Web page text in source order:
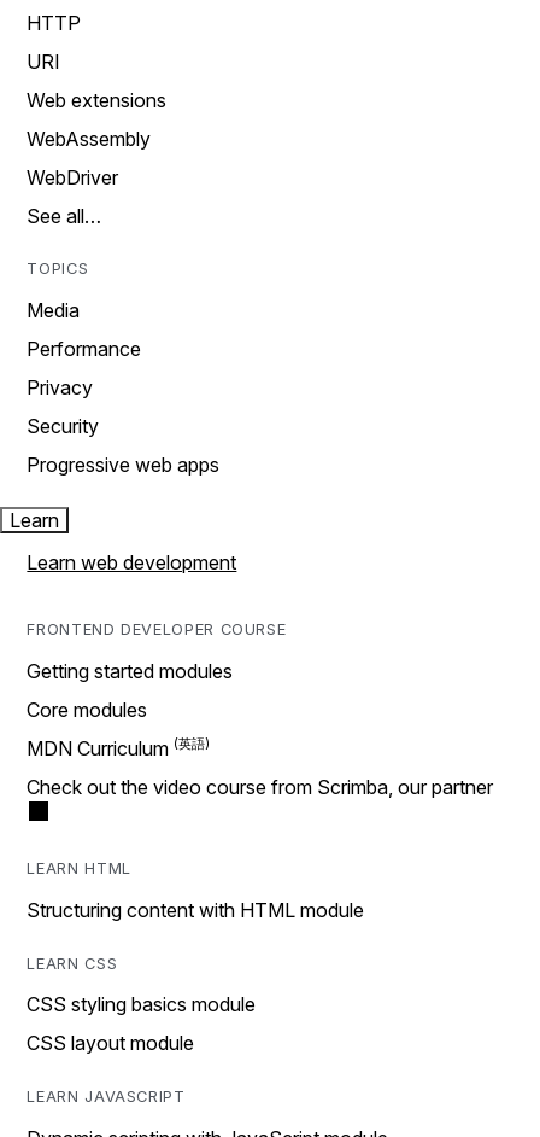
HTTP
URI
Web extensions
WebAssembly
WebDriver
See all…
TOPICS
Media
Performance
Privacy
Security
Progressive web apps
Learn
Learn web development
FRONTEND DEVELOPER COURSE
Getting started modules
Core modules
MDN Curriculum
Check out the video course from Scrimba, our partner
LEARN HTML
Structuring content with HTML module
LEARN CSS
CSS styling basics module
CSS layout module
LEARN JAVASCRIPT